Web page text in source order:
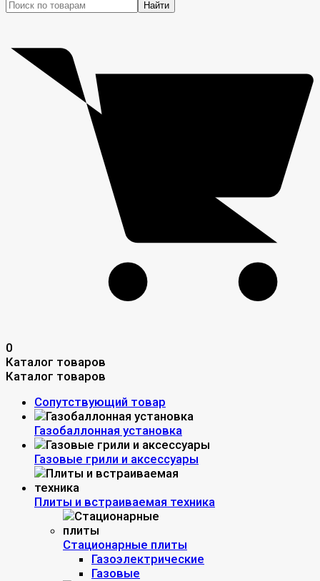
Найти
0
Каталог товаров
Каталог товаров
Сопутствующий товар
Газобаллонная установка
Газовые грили и аксессуары
Плиты и встраиваемая техника
Стационарные плиты
Газоэлектрические
Газовые